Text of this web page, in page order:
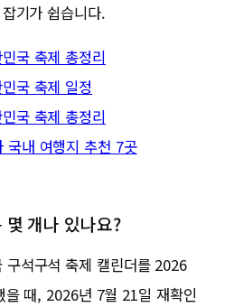
기가 쉽습니다.
국 축제 총정리
국 축제 일정
국 축제 총정리
국내 여행지 추천 7곳
개나 있나요?
구석구석 축제 캘린더를 2026
을 때, 2026년 7월 21일 재확인